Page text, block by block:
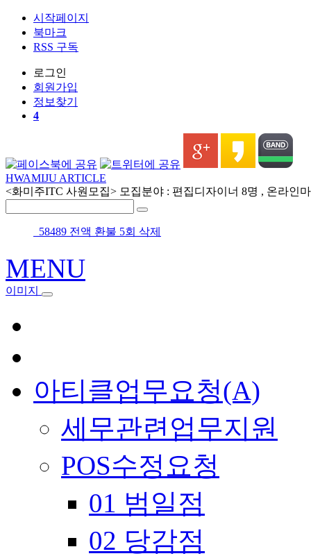
시작페이지
북마크
RSS 구독
로그인
회원 가입
정보찾기
4
HWAMIJU ARTICLE
<화미주ITC 사원모집> 모집분야 : 편집디자이너 8명 , 온라인
58489 전액 환불 5회 삭제
MENU
이미지
아티클업무요청(A)
세무관련업무지원
POS수정요청
01 범일점
02 당감점